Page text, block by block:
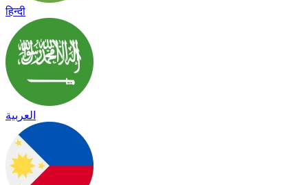
हिन्दी
العربية